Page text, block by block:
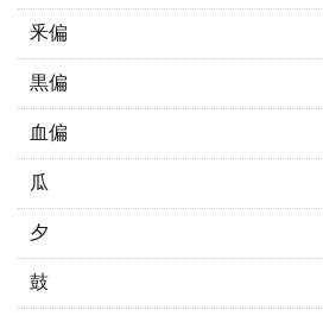
釆偏
黒偏
血偏
瓜
夕
鼓